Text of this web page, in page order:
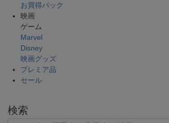
お買得パック
映画
ゲーム
Marvel
Disney
映画グッズ
プレミア品
セール
検索